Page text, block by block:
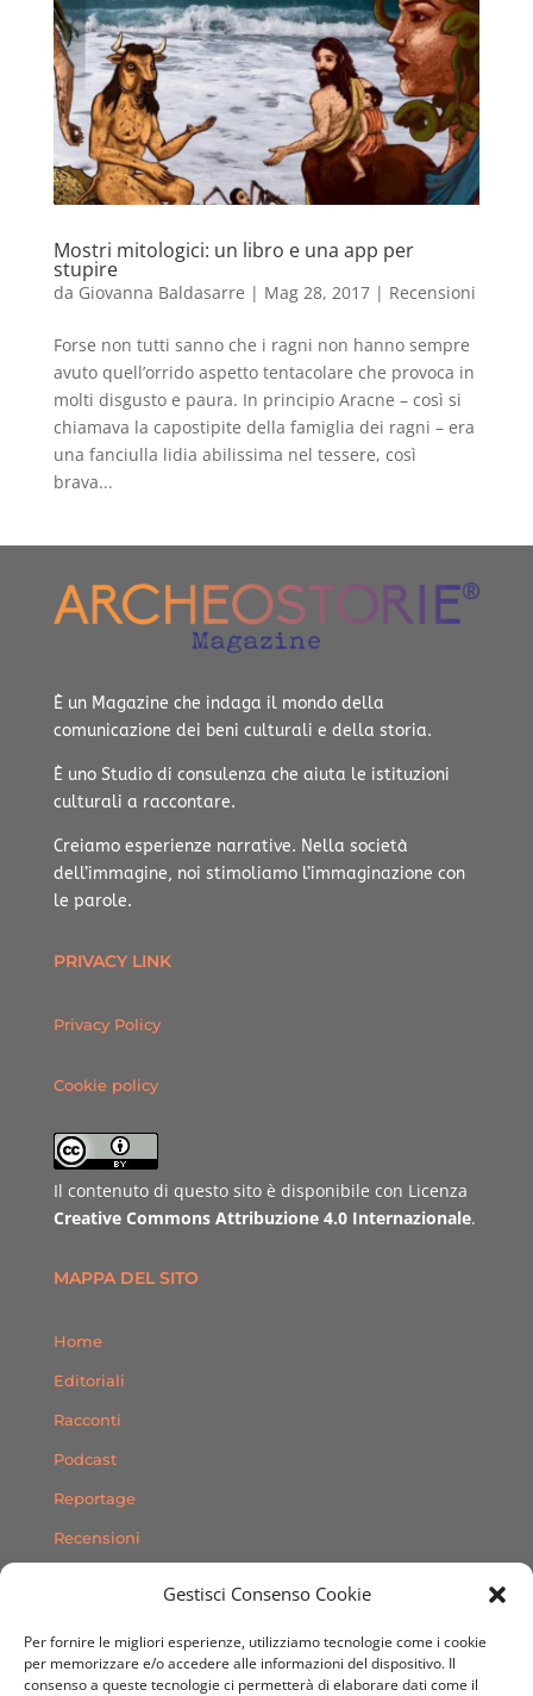
Gestisci Consenso Cookie
Per fornire le migliori esperienze, utilizziamo tecnologie come i cookie
per memorizzare e/o accedere alle informazioni del dispositivo. Il
consenso a queste tecnologie ci permetterà di elaborare dati come il
Mostri mitologici: un libro e una app per
stupire
da Giovanna Baldasarre | Mag 28, 2017| Recensioni
Forse non tutti sanno che i ragni non hanno sempre
avuto quell’orrido aspetto tentacolare che provoca in
molti disgusto e paura. In principio Aracne – così si
chiamava la capostipite della famiglia dei ragni – era
una fanciulla lidia abilissima nel tessere, così
brava...
È un Magazine che indaga il mondo della
comunicazione dei beni culturali e della storia.
È uno Studio di consulenza che aiuta le istituzioni
culturali a raccontare.
Creiamo esperienze narrative. Nella società
dell’immagine, noi stimoliamo l’immaginazione con
le parole.
PRIVACY LINK
Privacy Policy
Cookie policy
Il contenuto di questo sito è disponibile con Licenza
Creative Commons Attribuzione 4.0 Internazionale.
MAPPA DEL SITO
Home
Editoriali
Racconti
Podcast
Reportage
Recensioni
Contatti